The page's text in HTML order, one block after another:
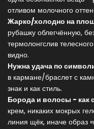
отливом молочного
Жарко/холодно на
рубашку облегчённую,
термолонгслив
видно.
Нужна удача по
в кармане/браслет с
знак и как стиль.
Борода и волосы - как
крем, никаких мокрых
линия щёк, иначе образ